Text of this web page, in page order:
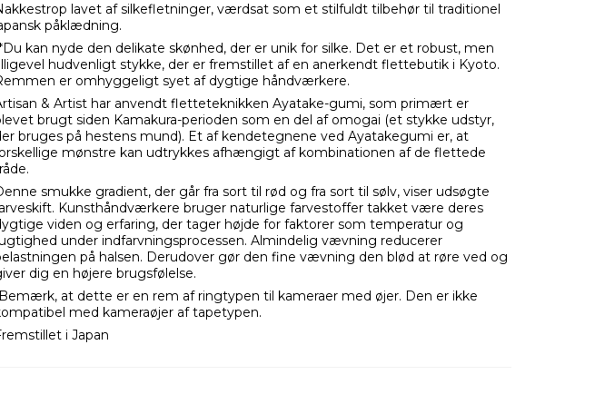
lavet af silkefletninger, værdsat som et stilfuldt tilbehør til traditionel
påklædning.
kan nyde den delikate skønhed, der er unik for silke. Det er et robust, men
hudvenligt stykke, der er fremstillet af en anerkendt flettebutik i Kyoto.
er omhyggeligt syet af dygtige håndværkere.
& Artist har anvendt fletteteknikken Ayatake-gumi, som primært er
brugt siden Kamakura-perioden som en del af omogai (et stykke udstyr,
bruges på hestens mund). Et af kendetegnene ved Ayatakegumi er, at
mønstre kan udtrykkes afhængigt af kombinationen af de flettede
smukke gradient, der går fra sort til rød og fra sort til sølv, viser udsøgte
Kunsthåndværkere bruger naturlige farvestoffer takket være deres
viden og erfaring, der tager højde for faktorer som temperatur og
under indfarvningsprocessen. Almindelig vævning reducerer
på halsen. Derudover gør den fine vævning den blød at røre ved og
dig en højere brugsfølelse.
at dette er en rem af ringtypen til kameraer med øjer. Den er ikke
med kameraøjer af tapetypen.
i Japan